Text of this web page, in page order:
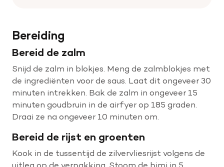
Bereiding
Bereid de zalm
Snijd de zalm in blokjes. Meng de zalmblokjes met
de ingrediënten voor de saus. Laat dit ongeveer 30
minuten intrekken. Bak de zalm in ongeveer 15
minuten goudbruin in de airfyer op 185 graden.
Draai ze na ongeveer 10 minuten om.
Bereid de rijst en groenten
Kook in de tussentijd de zilvervliesrijst volgens de
uitleg op de verpakking. Stoom de bimi in 5